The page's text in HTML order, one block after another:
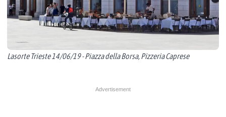
Lasorte Trieste 14/06/19 - Piazza della Borsa, Pizzeria Caprese